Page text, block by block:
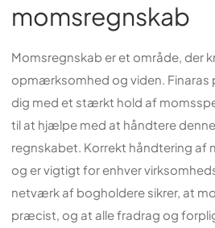
momsregnskab
Momsregnskab er et område, der
opmærksomhed og viden. Finaras
dig med et stærkt hold af
til at hjælpe med at håndtere
regnskabet. Korrekt håndtering af
og er vigtigt for enhver
netværk af bogholdere sikrer, at
præcist, og at alle fradrag og